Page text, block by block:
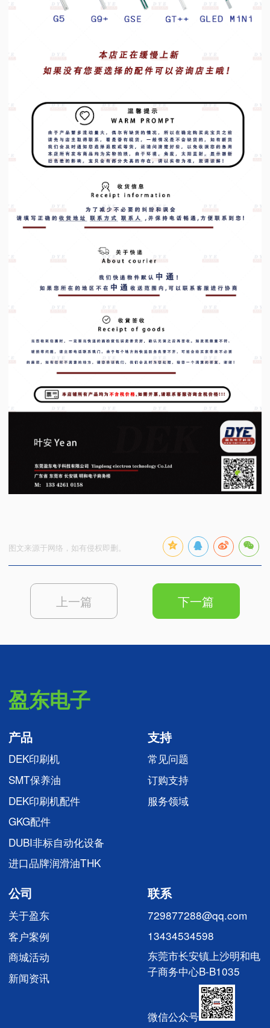
图文来源于网络，如有侵权即删。
上一篇 下一篇
盈东电子
产品
DEK印刷机
SMT保养油
DEK印刷机配件
GKG配件
DUBI非标自动化设备
进口品牌润滑油THK
支持
常见问题
订购支持
服务领域
公司
关于盈东
客户案例
商城活动
新闻资讯
联系
729877288@qq.com
13434534598
东莞市长安镇上沙明和电
子商务中心B-B1035
微信公众号